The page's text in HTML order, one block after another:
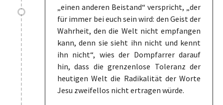
„einen anderen Beistand“ verspricht, „der
für immer bei euch sein wird: den Geist der
Wahrheit, den die Welt nicht empfangen
kann, denn sie sieht ihn nicht und kennt
ihn nicht“, wies der Dompfarrer darauf
hin, dass die grenzenlose Toleranz der
heutigen Welt die Radikalität der Worte
Jesu zweifellos nicht ertragen würde.